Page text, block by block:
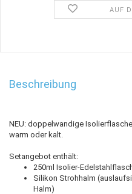
AUF
Beschreibung
NEU: doppelwandige
warm oder kalt.
Setangebot enthält:
250ml Isolier-
Silikon Strohhalm
Halm)